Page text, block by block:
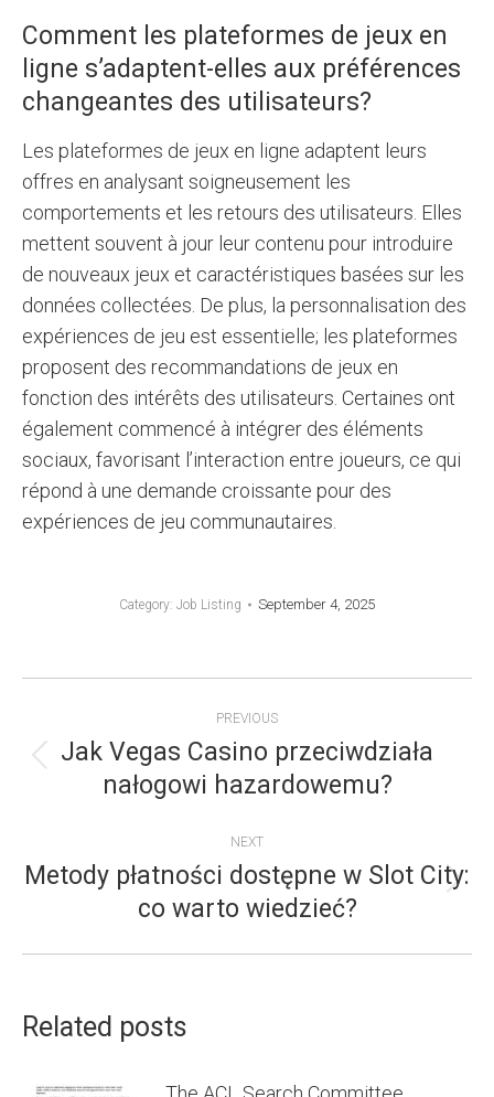
Comment les plateformes de jeux en
ligne s’adaptent-elles aux préférences
changeantes des utilisateurs?
Les plateformes de jeux en ligne adaptent leurs
offres en analysant soigneusement les
comportements et les retours des utilisateurs. Elles
mettent souvent à jour leur contenu pour introduire
de nouveaux jeux et caractéristiques basées sur les
données collectées. De plus, la personnalisation des
expériences de jeu est essentielle; les plateformes
proposent des recommandations de jeux en
fonction des intérêts des utilisateurs. Certaines ont
également commencé à intégrer des éléments
sociaux, favorisant l’interaction entre joueurs, ce qui
répond à une demande croissante pour des
expériences de jeu communautaires.
Category: Job Listing September 4, 2025
NAVIGATION
PREVIOUS
Previous
post:
Jak Vegas Casino przeciwdziała
nałogowi hazardowemu?
NEXT
Next
post:
Metody płatności dostępne w Slot City:
co warto wiedzieć?
Related posts